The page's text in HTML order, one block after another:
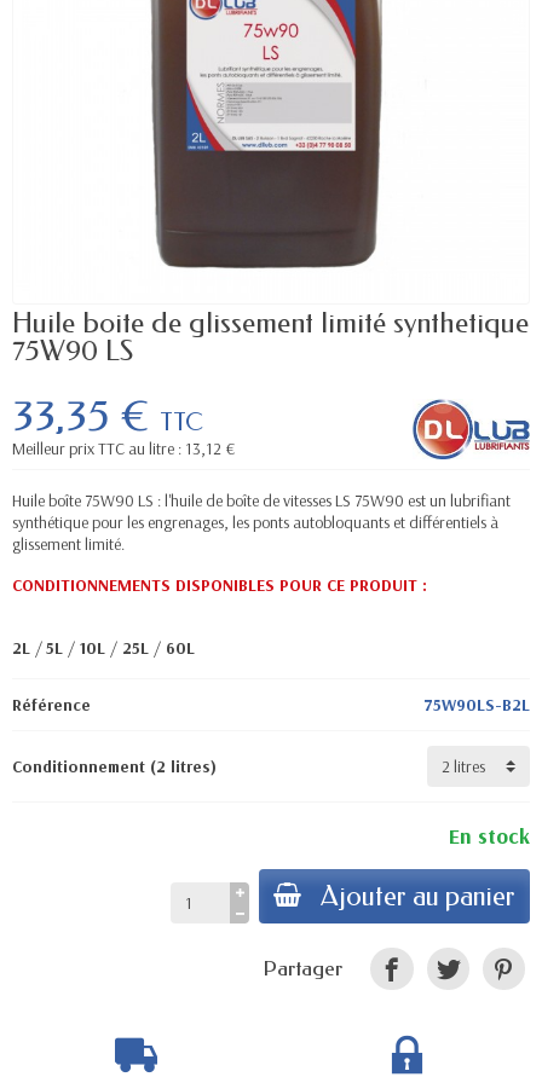
Huile boite de glissement limité synthetique
75W90 LS
33,35 € TTC
Meilleur prix TTC au litre : 13,12 €
Huile boîte 75W90 LS : l'huile de boîte de vitesses LS 75W90 est un lubrifiant
synthétique pour les engrenages, les ponts autobloquants et différentiels à
glissement limité.
CONDITIONNEMENTS DISPONIBLES POUR CE PRODUIT :
2L /5L / 10L / 25L / 60L
Référence 75W90LS-B2L
Conditionnement (2 litres)
En stock
Ajouter au panier
Partager